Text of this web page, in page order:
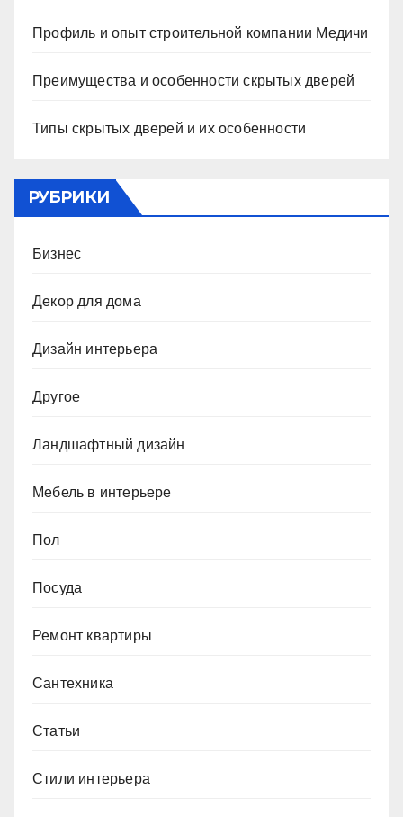
Профиль и опыт строительной компании Медичи
Преимущества и особенности скрытых дверей
Типы скрытых дверей и их особенности
РУБРИКИ
Бизнес
Декор для дома
Дизайн интерьера
Другое
Ландшафтный дизайн
Мебель в интерьере
Пол
Посуда
Ремонт квартиры
Сантехника
Статьи
Стили интерьера